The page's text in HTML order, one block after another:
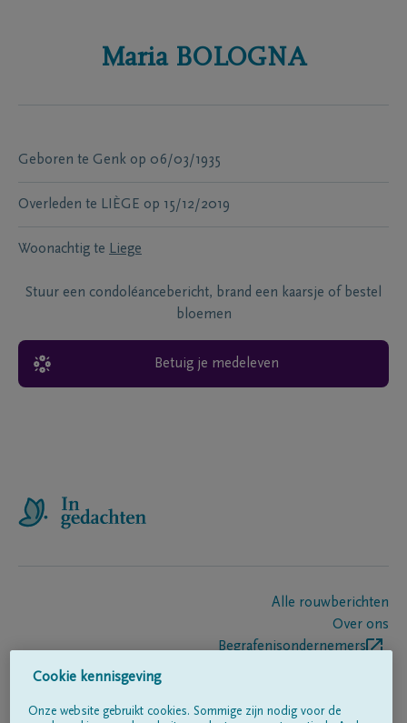
Maria BOLOGNA
Geboren te Genk op 06/03/1935
Overleden te LIÈGE op 15/12/2019
Woonachtig te Liege
Stuur een condoléancebericht, brand een kaarsje of bestel
bloemen
Betuig je medeleven
Alle rouwberichten
Over ons
Begrafenisondernemers
Cookie kennisgeving
Onze website gebruikt cookies. Sommige zijn nodig voor de